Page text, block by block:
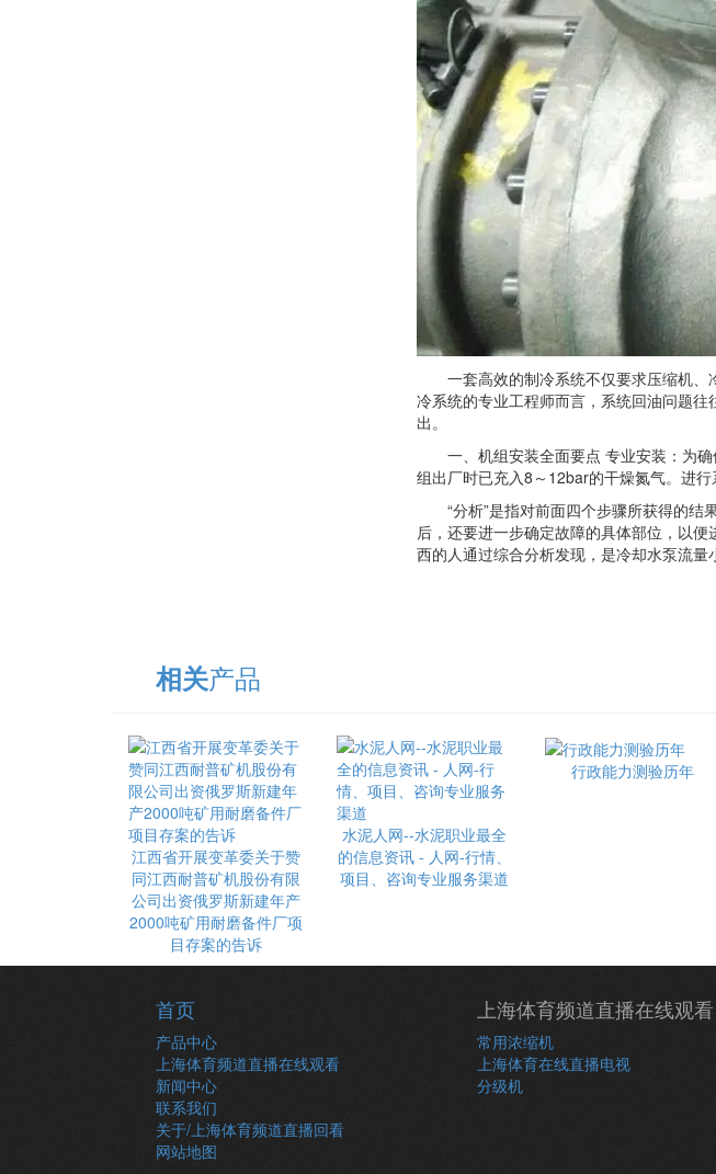
一套高效的制冷系统不仅要求压缩机、
冷系统的专业工程师而言，系统回油问题
出。
一、机组安装全面要点 专业安装：为确
组出厂时已充入8～12bar的干燥氮气。进
“分析”是指对前面四个步骤所获得的结
后，还要进一步确定故障的具体部位，以
西的人通过综合分析发现，是冷却水泵流量
相关产品
江西省开展变革委关于赞
同江西耐普矿机股份有限
公司出资俄罗斯新建年产
2000吨矿用耐磨备件厂项
目存案的告诉
水泥人网--水泥职业最全
的信息资讯 - 人网-行情、
项目、咨询专业服务渠道
行政能力测验历年
首页
产品中心
上海体育频道直播在线观看
新闻中心
联系我们
关于/上海体育频道直播回看
网站地图
上海体育频道直播在线观看
常用浓缩机
上海体育在线直播电视
分级机